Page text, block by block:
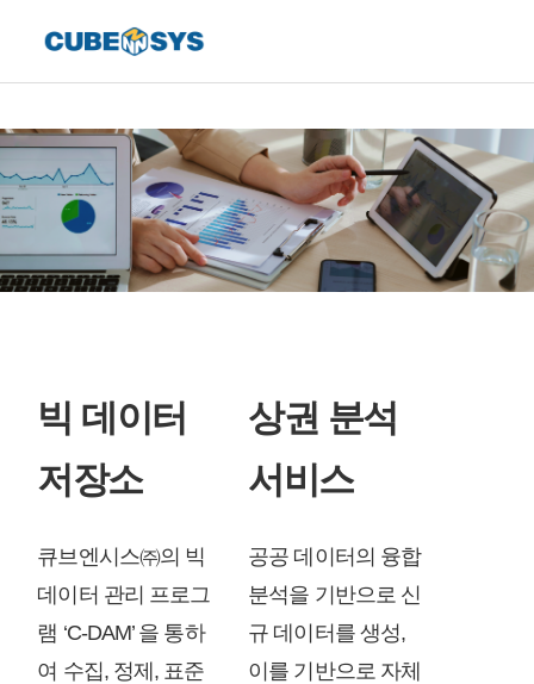
빅 데이터
저장소
큐브엔시스㈜의 빅
데이터 관리 프로그
램 ‘C-DAM’ 을 통하
여 수집, 정제, 표준
상권 분석
서비스
공공 데이터의 융합
분석을 기반으로 신
규 데이터를 생성,
이를 기반으로 자체